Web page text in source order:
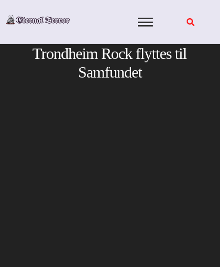
Trondheim Rock flyttes til
Samfundet